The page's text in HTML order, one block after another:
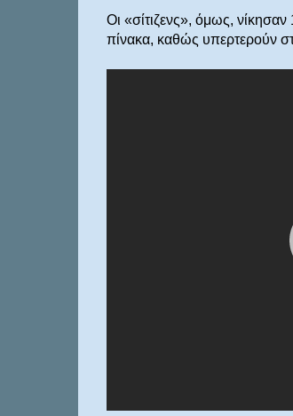
Οι «σίτιζενς», όμως,
πίνακα, καθώς υπερτερούν